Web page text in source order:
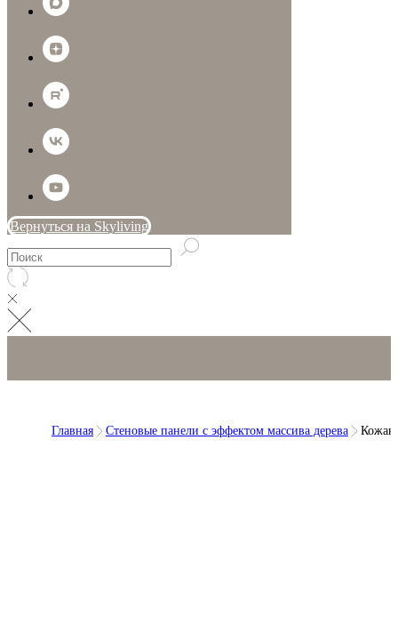
Вернуться на Skyliving
Главная Стеновые панели с эффектом массива дерева